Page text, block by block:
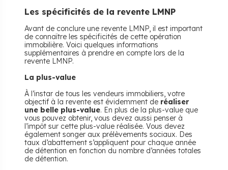
Les spécificités de la revente LMNP
Avant de conclure une revente LMNP, il est important
de connaître les spécificités de cette opération
immobilière. Voici quelques informations
supplémentaires à prendre en compte lors de la
revente LMNP.
La plus-value
À l’instar de tous les vendeurs immobiliers, votre
objectif à la revente est évidemment de réaliser
une belle plus-value. En plus de la plus-value que
vous pouvez obtenir, vous devez aussi penser à
l’impôt sur cette plus-value réalisée. Vous devez
également songer aux prélèvements sociaux. Des
taux d’abattement s’appliquent pour chaque année
de détention en fonction du nombre d’années totales
de détention.